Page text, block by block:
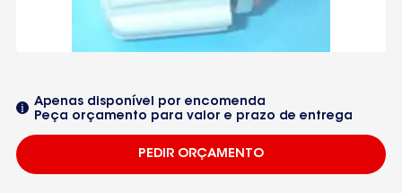
Apenas disponível por encomenda
Peça orçamento para valor e prazo de entrega
PEDIR ORÇAMENTO